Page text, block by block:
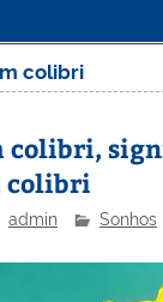
colibri
colibri,
colibri
admin Sonhos